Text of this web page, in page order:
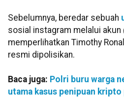
Sebelumnya, beredar sebuah
sosial instagram melalui akun
memperlihatkan Timothy
resmi dipolisikan.
Baca juga: Polri buru warga
utama kasus penipuan